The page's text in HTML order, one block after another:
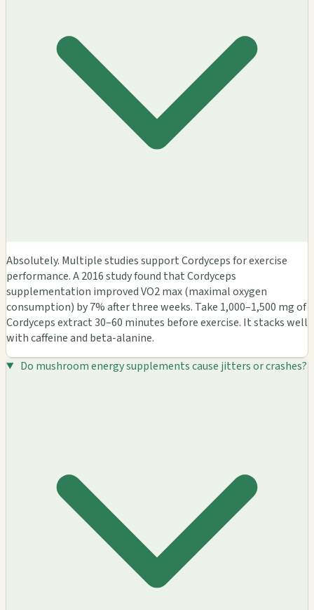
Absolutely. Multiple studies support Cordyceps for exercise
performance. A 2016 study found that Cordyceps
supplementation improved VO2 max (maximal oxygen
consumption) by 7% after three weeks. Take 1,000–1,500 mg of
Cordyceps extract 30–60 minutes before exercise. It stacks well
with caffeine and beta-alanine.
Do mushroom energy supplements cause jitters or crashes?